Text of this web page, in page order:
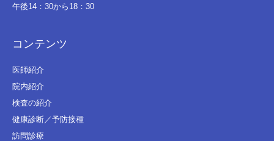
午後14：30から18：30
コンテンツ
医師紹介
院内紹介
検査の紹介
健康診断／予防接種
訪問診療